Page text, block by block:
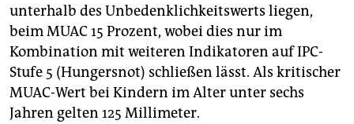
unterhalb des Unbedenklichkeitswerts liegen,
beim MUAC 15 Prozent, wobei dies nur im
Kombination mit weiteren Indikatoren auf IPC-
Stufe 5 (Hungersnot) schließen lässt. Als kritischer
MUAC-Wert bei Kindern im Alter unter sechs
Jahren gelten 125 Millimeter.